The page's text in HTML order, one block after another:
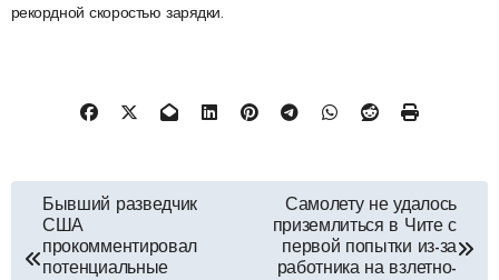
рекордной скоростью зарядки.
Навигация
по
Бывший разведчик
США
прокомментировал
потенциальные
Самолету не удалось
приземлиться в Чите с
первой попытки из-за
работника на взлетно-